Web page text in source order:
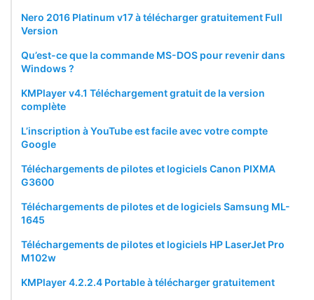
Nero 2016 Platinum v17 à télécharger gratuitement Full
Version
Qu’est-ce que la commande MS-DOS pour revenir dans
Windows ?
KMPlayer v4.1 Téléchargement gratuit de la version
complète
L’inscription à YouTube est facile avec votre compte
Google
Téléchargements de pilotes et logiciels Canon PIXMA
G3600
Téléchargements de pilotes et de logiciels Samsung ML-
1645
Téléchargements de pilotes et logiciels HP LaserJet Pro
M102w
KMPlayer 4.2.2.4 Portable à télécharger gratuitement